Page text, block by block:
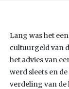
Lang was het
cultuurgeld van
het advies van
werd sleets en
verdeling van de